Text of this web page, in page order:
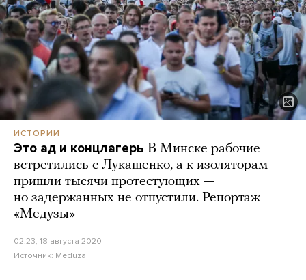
ИСТОРИИ
Это ад и концлагерь В Минске рабочие
встретились с Лукашенко, а к изоляторам
пришли тысячи протестующих —
но задержанных не отпустили. Репортаж
«Медузы»
02:23, 18 августа 2020
Источник: Meduza